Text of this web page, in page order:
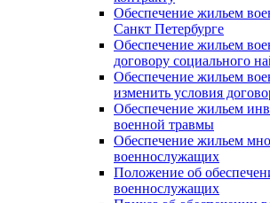
Обеспечение жильем
Санкт Петербурге
Обеспечение жильем
договору социального
Обеспечение жильем
изменить условия
Обеспечение жильем
военной травмы
Обеспечение жильем
военнослужащих
Положение об
военнослужащих